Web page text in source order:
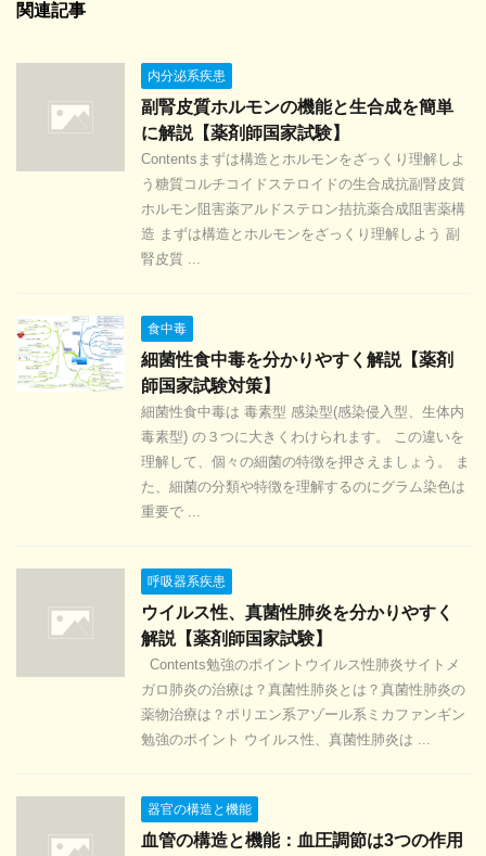
関連記事
内分泌系疾患
副腎皮質ホルモンの機能と生合成を簡単
に解説【薬剤師国家試験】
Contentsまずは構造とホルモンをざっくり理解しよ
う糖質コルチコイドステロイドの生合成抗副腎皮質
ホルモン阻害薬アルドステロン拮抗薬合成阻害薬構
造 まずは構造とホルモンをざっくり理解しよう 副
腎皮質 ...
食中毒
細菌性食中毒を分かりやすく解説【薬剤
師国家試験対策】
細菌性食中毒は 毒素型 感染型(感染侵入型、生体内
毒素型) の３つに大きくわけられます。 この違いを
理解して、個々の細菌の特徴を押さえましょう。 ま
た、細菌の分類や特徴を理解するのにグラム染色は
重要で ...
呼吸器系疾患
ウイルス性、真菌性肺炎を分かりやすく
解説【薬剤師国家試験】
Contents勉強のポイントウイルス性肺炎サイトメ
ガロ肺炎の治療は？真菌性肺炎とは？真菌性肺炎の
薬物治療は？ポリエン系アゾール系ミカファンギン
勉強のポイント ウイルス性、真菌性肺炎は ...
器官の構造と機能
血管の構造と機能：血圧調節は3つの作用